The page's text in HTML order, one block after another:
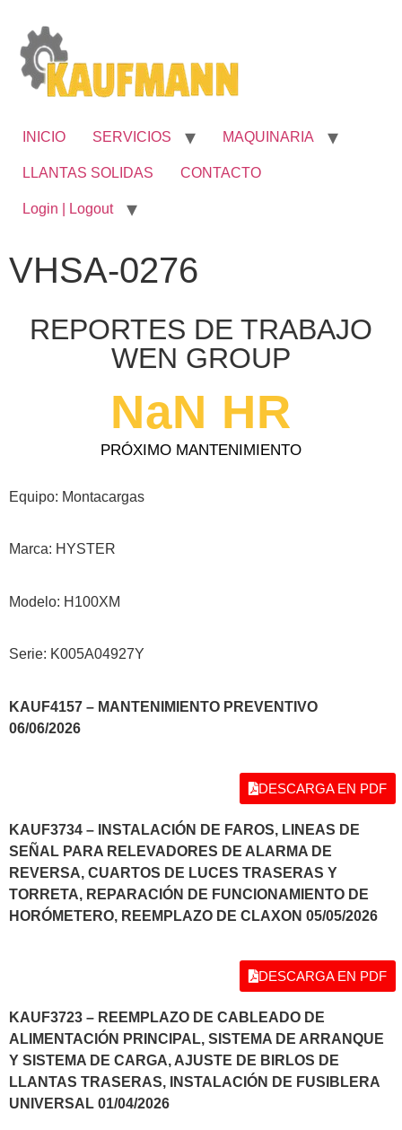
INICIO SERVICIOS MAQUINARIA
LLANTAS SOLIDAS CONTACTO
Login | Logout
VHSA-0276
REPORTES DE TRABAJO
WEN GROUP
PRÓXIMO MANTENIMIENTO
NaN HR
Equipo: Montacargas
Marca: HYSTER
Modelo: H100XM
Serie: K005A04927Y
KAUF4157 – MANTENIMIENTO PREVENTIVO
06/06/2026
DESCARGA EN PDF
KAUF3734 – INSTALACIÓN DE FAROS, LINEAS DE
SEÑAL PARA RELEVADORES DE ALARMA DE
REVERSA, CUARTOS DE LUCES TRASERAS Y
TORRETA, REPARACIÓN DE FUNCIONAMIENTO DE
HORÓMETERO, REEMPLAZO DE CLAXON 05/05/2026
DESCARGA EN PDF
KAUF3723 – REEMPLAZO DE CABLEADO DE
ALIMENTACIÓN PRINCIPAL, SISTEMA DE ARRANQUE
Y SISTEMA DE CARGA, AJUSTE DE BIRLOS DE
LLANTAS TRASERAS, INSTALACIÓN DE FUSIBLERA
UNIVERSAL 01/04/2026